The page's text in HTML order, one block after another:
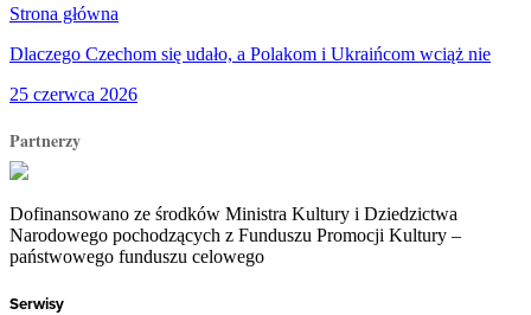
Strona główna
Dlaczego Czechom się udało, a Polakom i Ukraińcom wciąż nie
25 czerwca 2026
Partnerzy
Dofinansowano ze środków Ministra Kultury i Dziedzictwa
Narodowego pochodzących z Funduszu Promocji Kultury –
państwowego funduszu celowego
Serwisy